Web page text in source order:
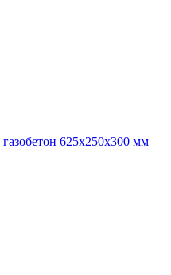
625х250х300 мм